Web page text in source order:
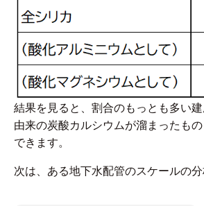
結果を見ると、割合のもっとも多い
由来の炭酸カルシウムが溜まったも
できます。
次は、ある地下水配管のスケールの分